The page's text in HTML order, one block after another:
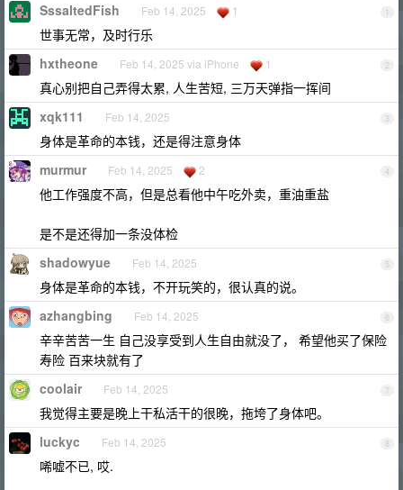
1
SssaltedFish Feb 14, 2025 1
世事无常，及时行乐
2
hxtheone Feb 14, 2025 via iPhone 1
真心别把自己弄得太累, 人生苦短, 三万天弹指一挥间
3
xqk111 Feb 14, 2025
身体是革命的本钱，还是得注意身体
4
murmur Feb 14, 2025 2
他工作强度不高，但是总看他中午吃外卖，重油重盐
是不是还得加一条没体检
5
shadowyue Feb 14, 2025
身体是革命的本钱，不开玩笑的，很认真的说。
6
azhangbing Feb 14, 2025
辛辛苦苦一生 自己没享受到人生自由就没了， 希望他买了保险
寿险 百来块就有了
7
coolair Feb 14, 2025
我觉得主要是晚上干私活干的很晚，拖垮了身体吧。
8
luckyc Feb 14, 2025
唏嘘不已, 哎.